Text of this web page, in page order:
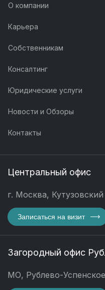
О компании
Карьера
Собственникам
Консалтинг
Юридические услуги
Новости и Обзоры
Контакты
Центральный офис
г. Москва,
Записаться на визит
Загородный офис
МО, Рублево-